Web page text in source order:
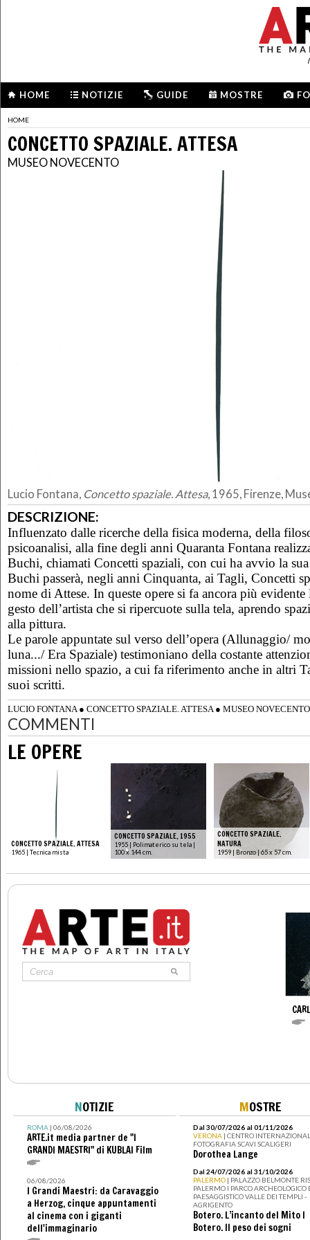
HOME NOTIZIE GUIDE MOSTRE
HOME
CONCETTO SPAZIALE. ATTESA
MUSEO NOVECENTO
Lucio Fontana, Concetto spaziale. Attesa, 1965, Firenze,
DESCRIZIONE:
Influenzato dalle ricerche della fisica moderna, della
psicoanalisi, alla fine degli anni Quaranta Fontana
Buchi, chiamati Concetti spaziali, con cui ha avvio la sua
Buchi passerà, negli anni Cinquanta, ai Tagli, Concetti
nome di Attese. In queste opere si fa ancora più evidente
gesto dell’artista che si ripercuote sulla tela, aprendo
alla pittura.
Le parole appuntate sul verso dell’opera (Allunaggio/
luna.../ Era Spaziale) testimoniano della costante
missioni nello spazio, a cui fa riferimento anche in altri
suoi scritti.
LUCIO FONTANA● CONCETTO SPAZIALE. ATTESA● MUSEO
COMMENTI
LE OPERE
CONCETTO SPAZIALE. ATTESA
1965 | Tecnica mista
CONCETTO SPAZIALE, 1955
1955 | Polimaterico su tela |
100 x 144 cm.
CONCETTO SPAZIALE.
NATURA
1959 | Bronzo | 65 x 57 cm.
NOTIZIE
ROMA| 06/08/2026
ARTE.it media partner de "I
GRANDI MAESTRI" di KUBLAI Film
06/08/2026
I Grandi Maestri: da Caravaggio
a Herzog, cinque appuntamenti
al cinema con i giganti
dell'immaginario
MOSTRE
Dal 30/07/2026 al 01/11/2026
VERONA | CENTRO
FOTOGRAFIA SCAVI SCALIGERI
Dorothea Lange
Dal 24/07/2026 al 31/10/2026
PALERMO | PALAZZO BELMONTE
PALERMO I PARCO ARCHEOLOGICO
PAESAGGISTICO VALLE DEI TEMPLI -
AGRIGENTO
Botero. L’incanto del Mito I
Botero. Il peso dei sogni